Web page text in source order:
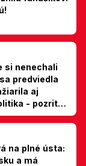
si nenechali
predviedla
aj
- pozrite
na plné ústa:
a má